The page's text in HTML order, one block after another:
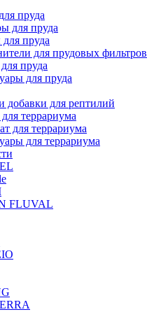
пруда
для пруда
пруда
для прудовых фильтров
пруда
для пруда
добавки для рептилий
террариума
для террариума
для террариума
FLUVAL